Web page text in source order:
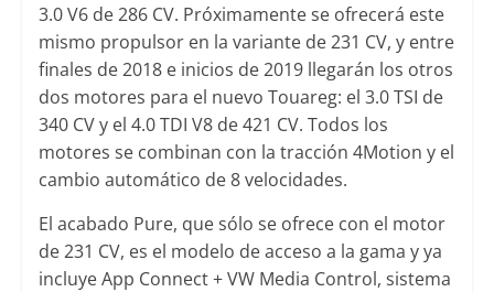
3.0 V6 de 286 CV. Próximamente se ofrecerá este
mismo propulsor en la variante de 231 CV, y entre
finales de 2018 e inicios de 2019 llegarán los otros
dos motores para el nuevo Touareg: el 3.0 TSI de
340 CV y el 4.0 TDI V8 de 421 CV. Todos los
motores se combinan con la tracción 4Motion y el
cambio automático de 8 velocidades.
El acabado Pure, que sólo se ofrece con el motor
de 231 CV, es el modelo de acceso a la gama y ya
incluye App Connect + VW Media Control, sistema